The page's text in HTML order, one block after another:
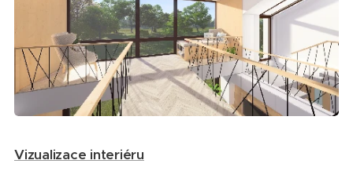
Vizualizace interiéru